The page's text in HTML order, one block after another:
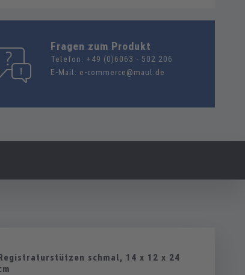
Fragen zum Produkt
Telefon: +49 (0)6063 - 502 206
E-Mail: e-commerce@maul.de
schmal, 14 x 12 x 24